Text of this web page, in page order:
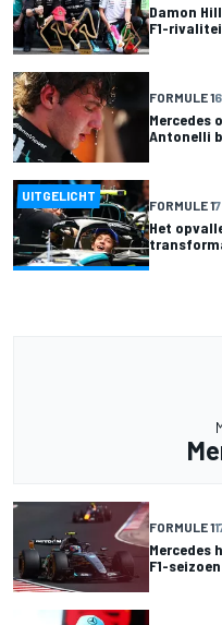
Damon
F1-
FORMULE 1
Mercedes
Antonelli
UITGELICHT
FORMULE 1
Het
FORMULE 1
Mercedes
F1-